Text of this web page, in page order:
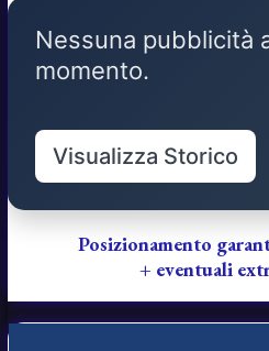
Nessuna pubblicità
momento.
Visualizza Storico
Posizionamento
+ eventuali